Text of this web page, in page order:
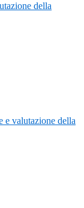
della
e valutazione della